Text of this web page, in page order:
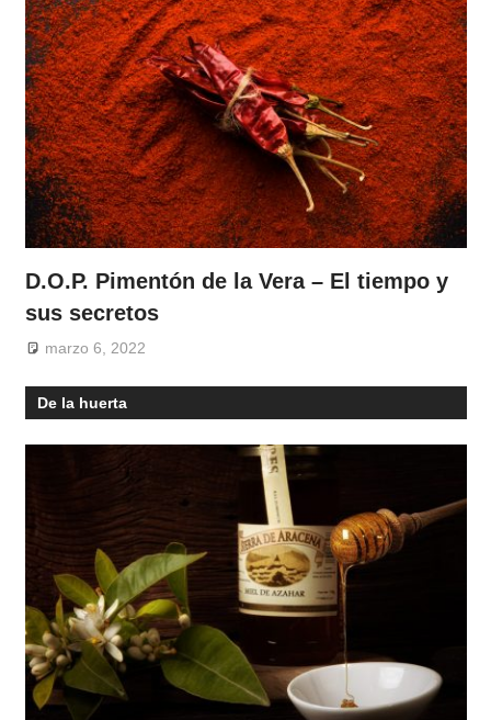
D.O.P. Pimentón de la Vera – El tiempo y
sus secretos
marzo 6, 2022
De la huerta